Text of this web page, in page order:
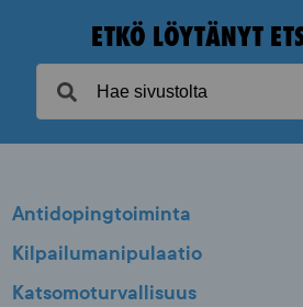
ETKÖ LÖYTÄNYT
Antidopingtoiminta
Kilpailumanipulaatio
Katsomoturvallisuus